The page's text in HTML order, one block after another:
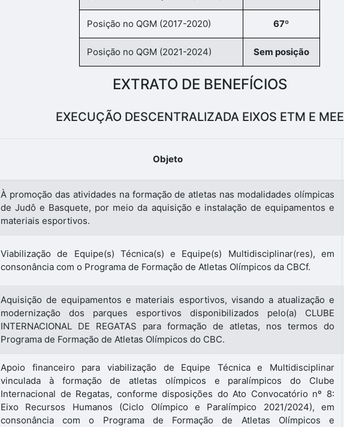
Posição no QGM (2017-2020) 67º
Posição no QGM (2021-2024) Sem posição
EXTRATO DE BENEFÍCIOS
EXECUÇÃO DESCENTRALIZADA EIXOS ETM E MEE
Objeto
À promoção das atividades na formação de atletas nas modalidades olímpicas
de Judô e Basquete, por meio da aquisição e instalação de equipamentos e
materiais esportivos.
Viabilização de Equipe(s) Técnica(s) e Equipe(s) Multidisciplinar(res), em
consonância com o Programa de Formação de Atletas Olímpicos da CBCf.
Aquisição de equipamentos e materiais esportivos, visando a atualização e
modernização dos parques esportivos disponibilizados pelo(a) CLUBE
INTERNACIONAL DE REGATAS para formação de atletas, nos termos do
Programa de Formação de Atletas Olímpicos do CBC.
Apoio financeiro para viabilização de Equipe Técnica e Multidisciplinar
vinculada à formação de atletas olímpicos e paralímpicos do Clube
Internacional de Regatas, conforme disposições do Ato Convocatório nº 8:
Eixo Recursos Humanos (Ciclo Olímpico e Paralímpico 2021/2024), em
consonância com o Programa de Formação de Atletas Olímpicos e